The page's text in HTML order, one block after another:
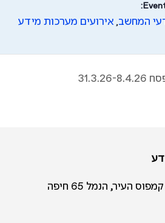
המחשב, אירועים מערכות מידע
8.4.26
העיר, הנמל 65 חיפה